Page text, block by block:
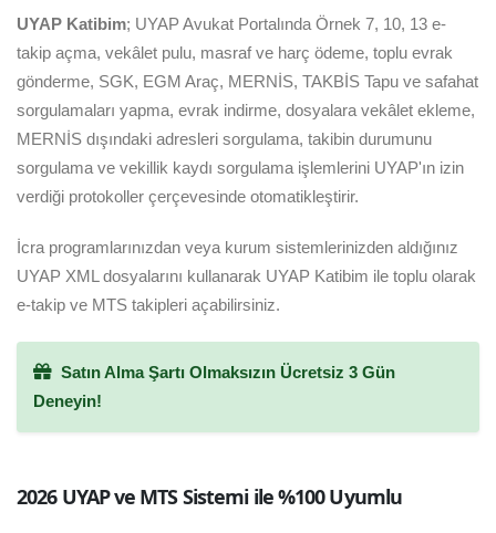
UYAP Katibim; UYAP Avukat Portalında Örnek 7, 10, 13 e-
takip açma, vekâlet pulu, masraf ve harç ödeme, toplu evrak
gönderme, SGK, EGM Araç, MERNİS, TAKBİS Tapu ve safahat
sorgulamaları yapma, evrak indirme, dosyalara vekâlet ekleme,
MERNİS dışındaki adresleri sorgulama, takibin durumunu
sorgulama ve vekillik kaydı sorgulama işlemlerini UYAP'ın izin
verdiği protokoller çerçevesinde otomatikleştirir.
İcra programlarınızdan veya kurum sistemlerinizden aldığınız
UYAP XML dosyalarını kullanarak UYAP Katibim ile toplu olarak
e-takip ve MTS takipleri açabilirsiniz.
Satın Alma Şartı Olmaksızın Ücretsiz 3 Gün
Deneyin!
2026 UYAP ve MTS Sistemi ile %100 Uyumlu